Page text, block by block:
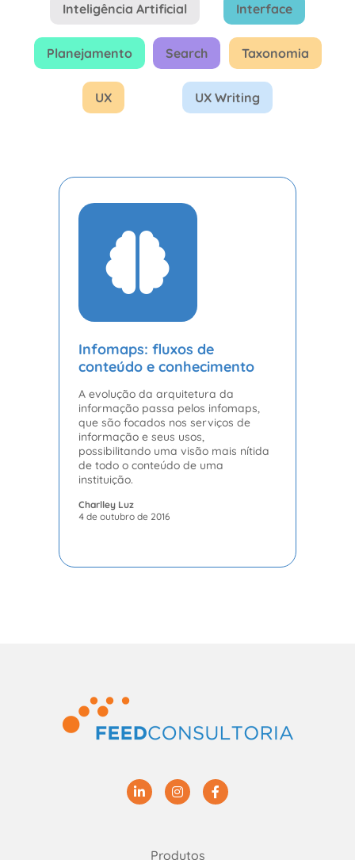
Inteligência Artificial Interface
Planejamento Search Taxonomia
UX UX Writing
Infomaps: fluxos de
conteúdo e conhecimento
A evolução da arquitetura da
informação passa pelos infomaps,
que são focados nos serviços de
informação e seus usos,
possibilitando uma visão mais nítida
de todo o conteúdo de uma
instituição.
Charlley Luz
4 de outubro de 2016
Produtos